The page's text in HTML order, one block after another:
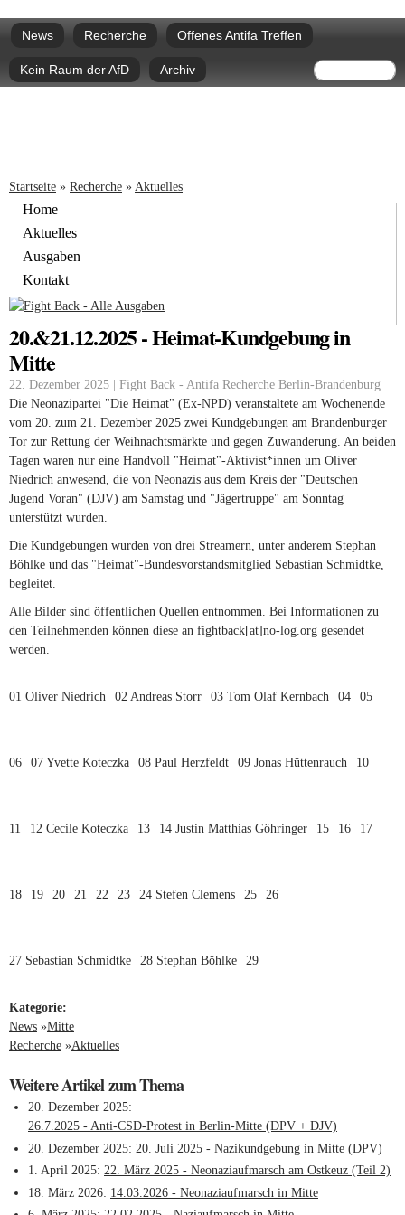
zum
Hauptmenü
News Recherche Offenes Antifa Treffen
Kein Raum der AfD Archiv Suche
Sie sind hier
Startseite » Recherche » Aktuelles
Home
Aktuelles
Ausgaben
Kontakt
20.&21.12.2025 - Heimat-Kundgebung in
Mitte
22. Dezember 2025 | Fight Back - Antifa Recherche Berlin-Brandenburg
Die Neonazipartei "Die Heimat" (Ex-NPD) veranstaltete am Wochenende
vom 20. zum 21. Dezember 2025 zwei Kundgebungen am Brandenburger
Tor zur Rettung der Weihnachtsmärkte und gegen Zuwanderung. An beiden
Tagen waren nur eine Handvoll "Heimat"-Aktivist*innen um Oliver
Niedrich anwesend, die von Neonazis aus dem Kreis der "Deutschen
Jugend Voran" (DJV) am Samstag und "Jägertruppe" am Sonntag
unterstützt wurden.
Die Kundgebungen wurden von drei Streamern, unter anderem Stephan
Böhlke und das "Heimat"-Bundesvorstandsmitglied Sebastian Schmidtke,
begleitet.
Alle Bilder sind öffentlichen Quellen entnommen. Bei Informationen zu
den Teilnehmenden können diese an fightback[at]no-log.org gesendet
werden.
01 Oliver Niedrich 02 Andreas Storr 03 Tom Olaf Kernbach 04 05
06 07 Yvette Koteczka 08 Paul Herzfeldt 09 Jonas Hüttenrauch 10
11 12 Cecile Koteczka 13 14 Justin Matthias Göhringer 15 16 17
18 19 20 21 22 23 24 Stefen Clemens 25 26
27 Sebastian Schmidtke 28 Stephan Böhlke 29
Kategorie:
News »Mitte
Recherche »Aktuelles
Weitere Artikel zum Thema
20. Dezember 2025
26.7.2025 - Anti-CSD-Protest in Berlin-Mitte (DPV + DJV)
20. Dezember 2025 20. Juli 2025 - Nazikundgebung in Mitte (DPV)
1. April 2025 22. März 2025 - Neonaziaufmarsch am Ostkeuz (Teil 2)
18. März 2026 14.03.2026 - Neonaziaufmarsch in Mitte